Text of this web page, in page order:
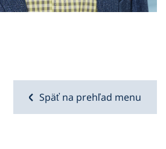
Späť na prehľad menu